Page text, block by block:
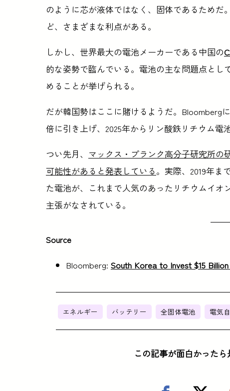
のように芯が液体ではなく、固体であるため
ど、さまざまな利点がある。
しかし、世界最大の電池メーカーである中国の
的な姿勢で臨んでいる。電池の主な問題点と
めることが挙げられる。
だが韓国勢はここに賭けるようだ。Bloomberg
倍に引き上げ、2025年からリン酸鉄リチウム電
つい先月、 マックス・プランク高分子研究所の
可能性があると発表している。実際、2019年ま
た電池が、これまで人気のあったリチウムイオ
主張がなされている。
Source
Bloomberg: South Korea to Invest $15
エネルギー バッテリー 全固体電池 電気
この記事が面白かった